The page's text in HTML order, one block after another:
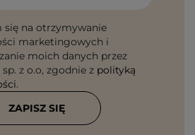
się na otrzymywanie
marketingowych i
moich danych przez
z o.o, zgodnie z polityką
.
ZAPISZ SIĘ